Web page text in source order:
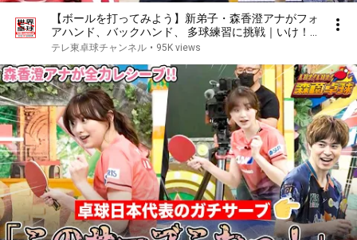
【ボールを打ってみよう】新弟子・森香澄アナがフォ
アハンド、バックハンド、 多球練習に挑戦｜いけ！
いけ！森薗卓球 ＃16
テレ東卓球チャンネル • 95K views